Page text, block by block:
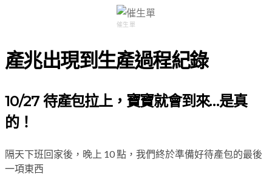
催生單
產兆出現到生產過程紀錄
10/27 待產包拉上，寶寶就會到來…是真
的！
隔天下班回家後，晚上 10 點，我們終於準備好待產包的最後
一項東西